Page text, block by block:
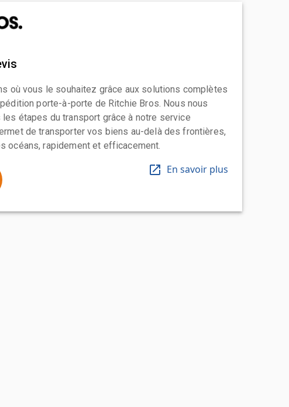
où vous le souhaitez grâce aux solutions complètes
porte-à-porte de Ritchie Bros. Nous nous
étapes du transport grâce à notre service
de transporter vos biens au-delà des frontières,
océans, rapidement et efficacement.
En savoir plus